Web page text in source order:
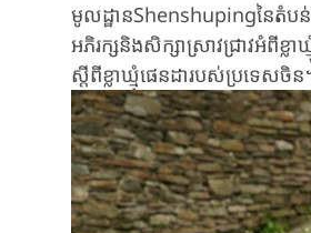
មូលដ្ឋានShenshupingនៃ​តំ
អភិរក្សនិង​សិក្សា​ស្រាវជ្រាវអំពី​ខ្ល
ស្តីពី​ខ្លាឃ្មុំ​ផេន​ដា​របស់​ប្រ​ទេសចិ